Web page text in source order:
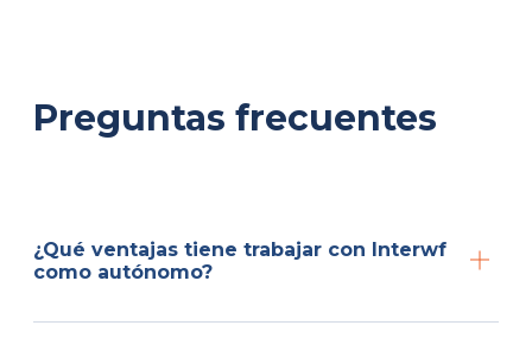
Preguntas frecuentes
¿Qué ventajas tiene trabajar con Interwf
como autónomo?